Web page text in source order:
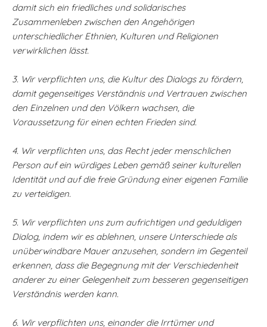
damit sich ein friedliches und solidarisches
Zusammenleben zwischen den Angehörigen
unterschiedlicher Ethnien, Kulturen und Religionen
verwirklichen lässt.
3. Wir verpflichten uns, die Kultur des Dialogs zu fördern,
damit gegenseitiges Verständnis und Vertrauen zwischen
den Einzelnen und den Völkern wachsen, die
Voraussetzung für einen echten Frieden sind.
4. Wir verpflichten uns, das Recht jeder menschlichen
Person auf ein würdiges Leben gemäß seiner kulturellen
Identität und auf die freie Gründung einer eigenen Familie
zu verteidigen.
5. Wir verpflichten uns zum aufrichtigen und geduldigen
Dialog, indem wir es ablehnen, unsere Unterschiede als
unüberwindbare Mauer anzusehen, sondern im Gegenteil
erkennen, dass die Begegnung mit der Verschiedenheit
anderer zu einer Gelegenheit zum besseren gegenseitigen
Verständnis werden kann.
6. Wir verpflichten uns, einander die Irrtümer und